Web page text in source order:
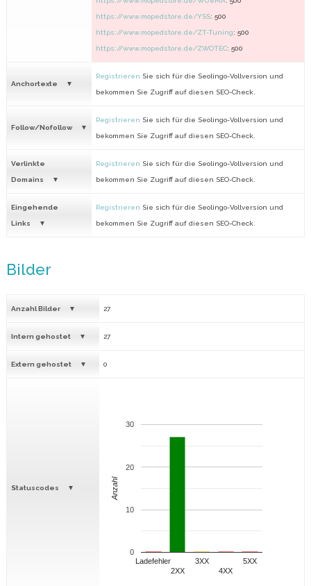
https://www.mopedstore.de/YSS: 500
https://www.mopedstore.de/ZT-Tuning: 500
https://www.mopedstore.de/ZWOTEC: 500
Anchortexte
Registrieren Sie sich für die Seolingo-Vollversion und
bekommen Sie Zugriff auf diesen SEO-Check.
Follow/Nofollow
Registrieren Sie sich für die Seolingo-Vollversion und
bekommen Sie Zugriff auf diesen SEO-Check.
Verlinkte
Domains
Registrieren Sie sich für die Seolingo-Vollversion und
bekommen Sie Zugriff auf diesen SEO-Check.
Eingehende
Links
Registrieren Sie sich für die Seolingo-Vollversion und
bekommen Sie Zugriff auf diesen SEO-Check.
Bilder
Anzahl Bilder 27
Intern gehostet 27
Extern gehostet 0
Statuscodes
Ladefehler
2XX
3XX
4XX
5XX
0
10
20
30
Anzahl